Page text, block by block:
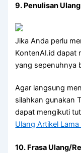
9. Penulisan
Jika Anda perlu
KontenAI.id dapat
yang sepenuhnya
Agar langsung
silahkan gunakan
dapat mengikuti
Ulang Artikel
10. Frasa Ulang/